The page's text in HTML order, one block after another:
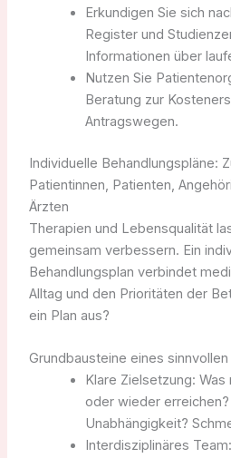
Erkundigen Sie sich
Register und
Informationen über
Nutzen Sie
Beratung zur
Antragswegen.
Individuelle Behandlungspläne:
Patientinnen, Patienten,
Ärzten
Therapien und Lebensqualität
gemeinsam verbessern. Ein
Behandlungsplan verbindet
Alltag und den Prioritäten der
ein Plan aus?
Grundbausteine eines
Klare Zielsetzung:
oder wieder
Unabhängigkeit?
Interdisziplinäres